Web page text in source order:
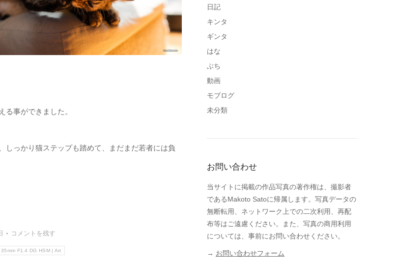
る事ができました。
しっかり猫ステップも踏めて、まだまだ若者には負
コメントを残す
35mm F1.4 DG HSM | Art
日記
キンタ
ギンタ
はな
ぶち
動画
モブログ
未分類
お問い合わせ
当サイトに掲載の作品写真の著作権は、撮影者
であるMakoto Satoに帰属します。写真データの
無断転用、ネットワーク上での二次利用、再配
布等はご遠慮ください。また、写真の商用利用
については、事前にお問い合わせください。
→ お問い合わせフォーム